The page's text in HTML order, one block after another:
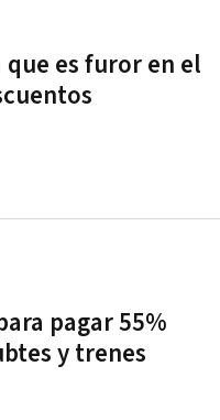
es furor en el
pagar 55%
y trenes